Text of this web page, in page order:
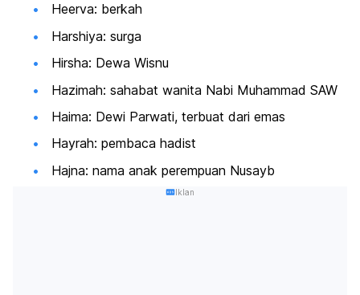
Heerva: berkah
Harshiya: surga
Hirsha: Dewa Wisnu
Hazimah: sahabat wanita Nabi Muhammad SAW
Haima: Dewi Parwati, terbuat dari emas
Hayrah: pembaca hadist
Hajna: nama anak perempuan Nusayb
Iklan